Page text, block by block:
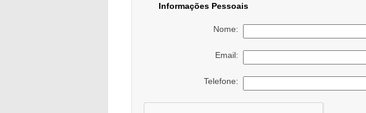
Informações Pessoais
Nome:
Email:
Telefone: